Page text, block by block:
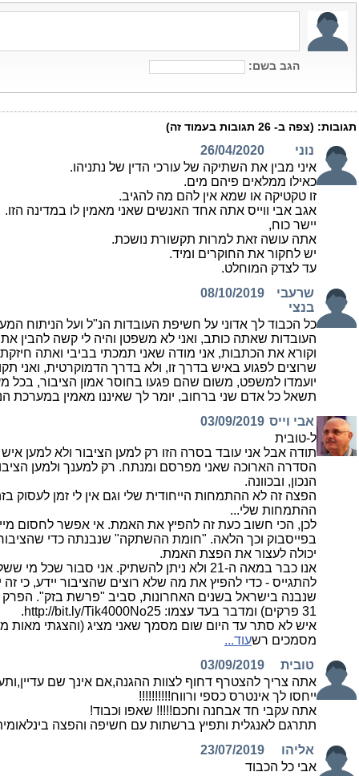
הגב בשם:
תגובות: (צפה ב- 26 תגובות בעמוד זה)
נוני
26/04/2020
איני מבין את השתיקה של עורכי הדין של נתניהו.
כאילו ממלאים פיהם מים.
זו טקטיקה או שמא אין להם מה להגיב.
אגב אבי ווייס אתה אחד האנשים שאני מאמין לו במדינה הזו.
יישר כוח,
אתה עושה זאת למרות תקשורת נושכת.
יש לחקור את החוקרים ומיד.
עד לצדק המוחלט.
שרעבי
בנצי
08/10/2019
כל הכבוד לך אדוני על חשיפת העובדות הנ"ל ועל הניתוח
העובדות שאתה כותב, ואני לא משפטן והיה לי קשה להבין
וקורא את הכתבות, אני מודה שאני תמכתי בביבי ואתה
שרוצים לפגוע באיש בדרך זו, ולא בדרך הדמוקרטית, ואני
יועמדו למשפט, משום שהם פגעו בחוסר אמון הציבור, בכל
תשאל כל אדם שני ברחוב, יומר לך שאיננו מאמין במערכת
אבי וייס 03/09/2019
ל-טובית
תודה אבל אני עובד בסרה הזו רק למען הציבור ולא למען
הסדרה הארוכה שאני מפרסם ומנתח. רק למענך ולמען
הנכון, ובכוונה.
הפצה זה לא ההתמחות הייחודית שלי וגם אין לי זמן לעסוק
ההתמחות שלי...
לכן, הכי חשוב כעת זה להפיץ את האמת. אי אפשר לחסום
בפייסבוק וכך הלאה. "חומת ההשתקה" שנבנתה כדי
יכולה לעצור את הפצת האמת.
אנו כבר במאה ה-21 ולא ניתן להשתיק. אני סבור שכל
להתגייס - כדי להפיץ את מה שלא רוצים שהציבור יידע, כי
שנבנה בישראל בשנים האחרונות, סביב "פרשת בזק".
31 פרקים) ומדבר בעד עצמו: http://bit.ly/Tik4000No25.
איש לא סתר עד היום שום מסמך שאני מציג (והצגתי מאות
מסמכים רשעוד...
טובית
03/09/2019
אתה צריך להצטרף דחוף לצוות ההגנה,אם אינך שם
ייחסו לך אינטרס כספי ורווח!!!!!!!!!!
אתה עקבי חד אבחנה וחכם!!!!! שאפו וכבוד!
תתרגם לאנגלית ותפיץ ברשתות עם חשיפה והפצה בינלאומית!
אליהו
23/07/2019
אבי כל הכבוד